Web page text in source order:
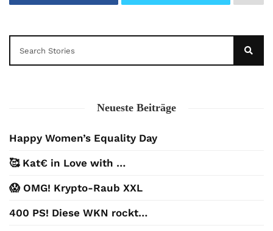
Neueste Beiträge
Happy Women’s Equality Day
🥰 Kat€ in Love with …
😱 OMG! Krypto-Raub XXL
400 PS! Diese WKN rockt…